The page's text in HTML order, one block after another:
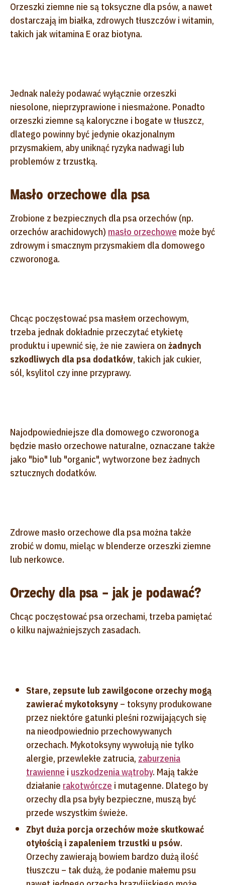
Orzeszki ziemne nie są toksyczne dla psów, a nawet
dostarczają im białka, zdrowych tłuszczów i witamin,
takich jak witamina E oraz biotyna.
Jednak należy podawać wyłącznie orzeszki
niesolone, nieprzyprawione i niesmażone. Ponadto
orzeszki ziemne są kaloryczne i bogate w tłuszcz,
dlatego powinny być jedynie okazjonalnym
przysmakiem, aby uniknąć ryzyka nadwagi lub
problemów z trzustką.
Masło orzechowe dla psa
Zrobione z bezpiecznych dla psa orzechów (np.
orzechów arachidowych) masło orzechowe może być
zdrowym i smacznym przysmakiem dla domowego
czworonoga.
Chcąc poczęstować psa masłem orzechowym,
trzeba jednak dokładnie przeczytać etykietę
produktu i upewnić się, że nie zawiera on żadnych
szkodliwych dla psa dodatków, takich jak cukier,
sól, ksylitol czy inne przyprawy.
Najodpowiedniejsze dla domowego czworonoga
będzie masło orzechowe naturalne, oznaczane także
jako "bio" lub "organic", wytworzone bez żadnych
sztucznych dodatków.
Zdrowe masło orzechowe dla psa można także
zrobić w domu, mieląc w blenderze orzeszki ziemne
lub nerkowce.
Orzechy dla psa – jak je podawać?
Chcąc poczęstować psa orzechami, trzeba pamiętać
o kilku najważniejszych zasadach.
Stare, zepsute lub zawilgocone orzechy mogą
zawierać mykotoksyny – toksyny produkowane
przez niektóre gatunki pleśni rozwijających się
na nieodpowiednio przechowywanych
orzechach. Mykotoksyny wywołują nie tylko
alergie, przewlekłe zatrucia, zaburzenia
trawienne i uszkodzenia wątroby. Mają także
działanie rakotwórcze i mutagenne. Dlatego by
orzechy dla psa były bezpieczne, muszą być
przede wszystkim świeże.
Zbyt duża porcja orzechów może skutkować
otyłością i zapaleniem trzustki u psów.
Orzechy zawierają bowiem bardzo dużą ilość
tłuszczu – tak dużą, że podanie małemu psu